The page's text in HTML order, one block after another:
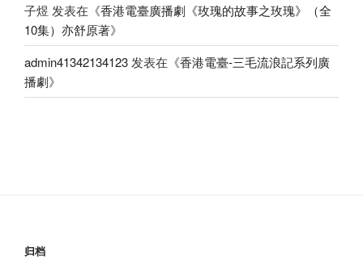
子煜 发表在《香港電臺廣播劇《玫瑰的故事之玫瑰》（全
10集）亦舒原著》
admin41342134123 发表在《香港電臺-三毛流浪記系列廣
播劇》
归档